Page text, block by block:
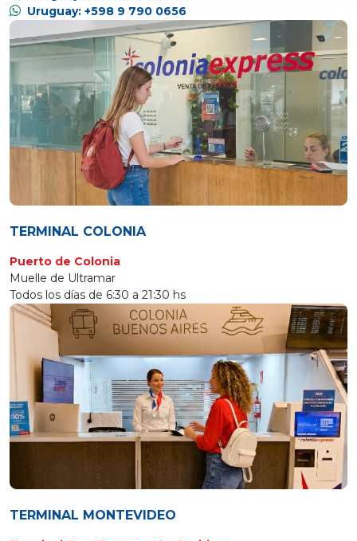
Uruguay: +598 9 790 0656
TERMINAL COLONIA
Puerto de Colonia
Muelle de Ultramar
Todos los días de 6:30 a 21:30 hs
TERMINAL MONTEVIDEO